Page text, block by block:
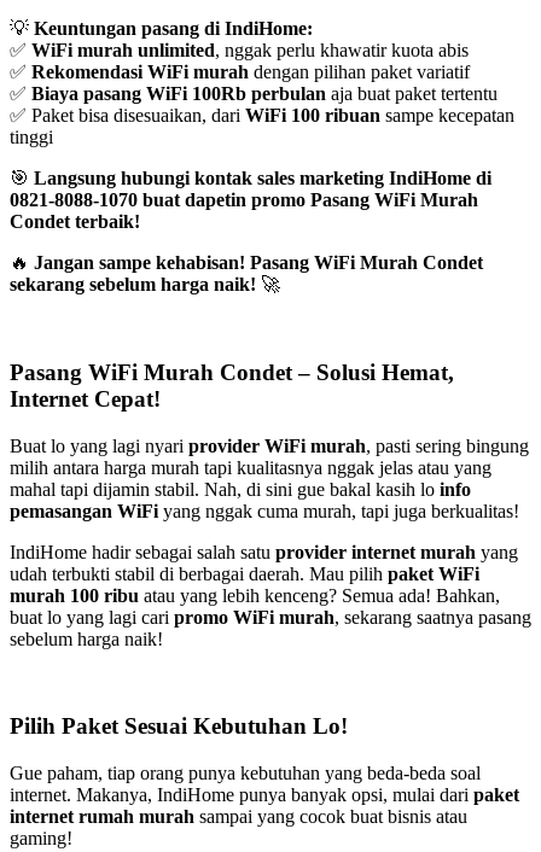
💡 Keuntungan pasang di IndiHome:
✅ WiFi murah unlimited, nggak perlu khawatir kuota abis
✅ Rekomendasi WiFi murah dengan pilihan paket variatif
✅ Biaya pasang WiFi 100Rb perbulan aja buat paket tertentu
✅ Paket bisa disesuaikan, dari WiFi 100 ribuan sampe kecepatan
tinggi
🎯 Langsung hubungi kontak sales marketing IndiHome di
0821-8088-1070 buat dapetin promo Pasang WiFi Murah
Condet terbaik!
🔥 Jangan sampe kehabisan! Pasang WiFi Murah Condet
sekarang sebelum harga naik! 🚀
Pasang WiFi Murah Condet – Solusi Hemat,
Internet Cepat!
Buat lo yang lagi nyari provider WiFi murah, pasti sering bingung
milih antara harga murah tapi kualitasnya nggak jelas atau yang
mahal tapi dijamin stabil. Nah, di sini gue bakal kasih lo info
pemasangan WiFi yang nggak cuma murah, tapi juga berkualitas!
IndiHome hadir sebagai salah satu provider internet murah yang
udah terbukti stabil di berbagai daerah. Mau pilih paket WiFi
murah 100 ribu atau yang lebih kenceng? Semua ada! Bahkan,
buat lo yang lagi cari promo WiFi murah, sekarang saatnya pasang
sebelum harga naik!
Pilih Paket Sesuai Kebutuhan Lo!
Gue paham, tiap orang punya kebutuhan yang beda-beda soal
internet. Makanya, IndiHome punya banyak opsi, mulai dari paket
internet rumah murah sampai yang cocok buat bisnis atau
gaming!